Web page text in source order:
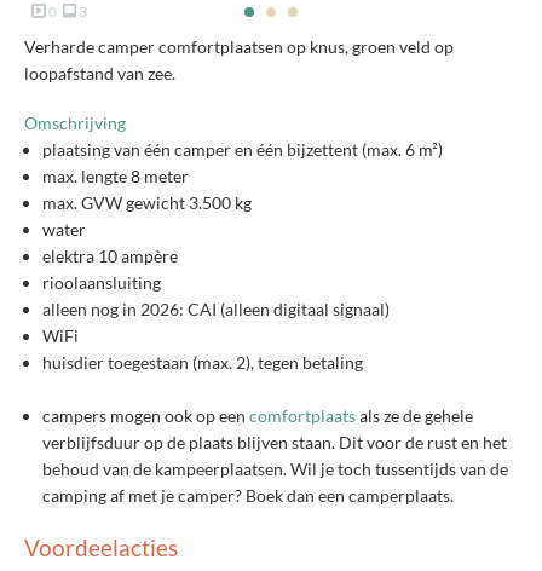
0 3
Verharde camper comfortplaatsen op knus, groen veld op
loopafstand van zee.
Omschrijving
plaatsing van één camper en één bijzettent (max. 6 m²)
max. lengte 8 meter
max. GVW gewicht 3.500 kg
water
elektra 10 ampère
rioolaansluiting
alleen nog in 2026: CAI (alleen digitaal signaal)
WiFi
huisdier toegestaan (max. 2), tegen betaling
campers mogen ook op een comfortplaatsals ze de gehele
verblijfsduur op de plaats blijven staan. Dit voor de rust en het
behoud van de kampeerplaatsen. Wil je toch tussentijds van de
camping af met je camper? Boek dan een camperplaats.
Voordeelacties